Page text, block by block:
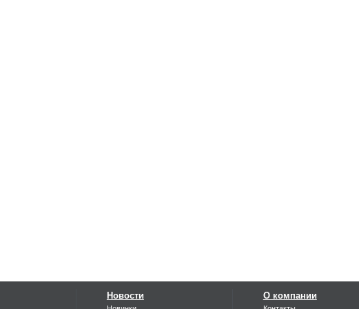
Новости О компании